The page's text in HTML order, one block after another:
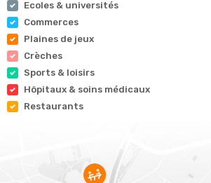
Ecoles & universités
Commerces
Plaines de jeux
Crèches
Sports & loisirs
Hôpitaux & soins médicaux
Restaurants